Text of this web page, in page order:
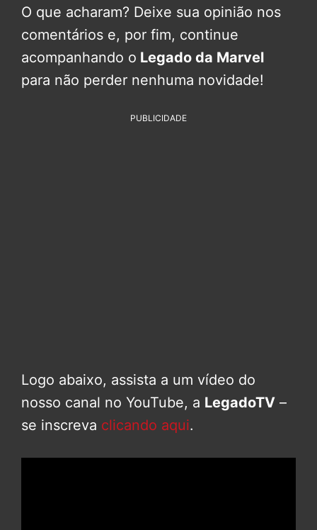
O que acharam? Deixe sua opinião nos
comentários e, por fim, continue
acompanhando o Legado da Marvel
para não perder nenhuma novidade!
PUBLICIDADE
Logo abaixo, assista a um vídeo do
nosso canal no YouTube, a LegadoTV –
se inscreva clicando aqui.